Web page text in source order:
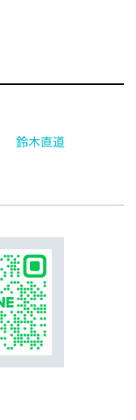
鈴木直道